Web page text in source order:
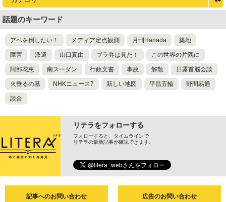
話題のキーワード
アベを倒したい！ メディア定点観測 月刊Hanada 築地
障害 派遣 山口真由 ブラ弁は見た！ この世界の片隅に
阿部花恵 南スーダン 行政文書 事故 解散 日露首脳会談
火垂るの墓 NHKニュース7 新しい地図 平昌五輪 野間易通
談合
リテラをフォローする
フォローすると、タイムラインで
リテラの最新記事が確認できます。
記事へのお問い合わせ 広告のお問い合わせ